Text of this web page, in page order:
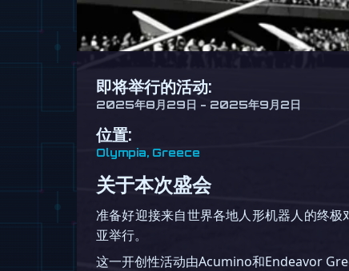
即将举行的活动:
2025年8月29日 - 2025年9月2日
位置:
Olympia, Greece
关于本次盛会
准备好迎接来自世界各地人形机器人的终极
亚举行。
这一开创性活动由Acumino和Endeavor